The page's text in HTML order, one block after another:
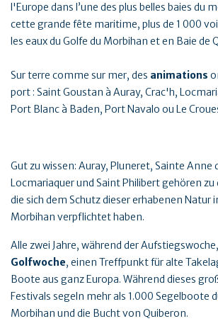
l'Europe dans l’une des plus belles baies du
cette grande fête maritime, plus de 1 000
les eaux du Golfe du Morbihan et en Baie de
Sur terre comme sur mer, des animations
port : Saint Goustan à Auray, Crac'h,
Port Blanc à Baden, Port Navalo ou Le
Gut zu wissen: Auray, Pluneret, Sainte Anne
Locmariaquer und Saint Philibert gehören
die sich dem Schutz dieser erhabenen Natur
Morbihan verpflichtet haben.
Alle zwei Jahre, während der
Golfwoche, einen Treffpunkt für alte
Boote aus ganz Europa. Während dieses
Festivals segeln mehr als 1.000 Segelboote
Morbihan und die Bucht von Quiberon.